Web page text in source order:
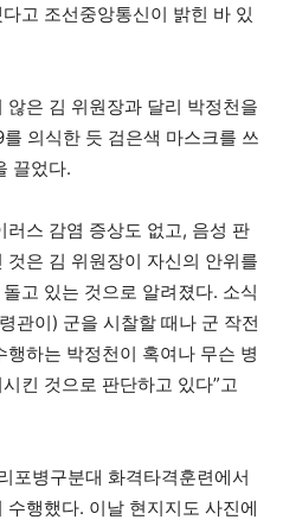
고 조선중앙통신이 밝힌 바 있
은 김 위원장과 달리 박정천을
의식한 듯 검은색 마스크를 쓰
끌었다.
스 감염 증상도 없고, 음성 판
은 김 위원장이 자신의 안위를
고 있는 것으로 알려졌다. 소식
관이) 군을 시찰할 때나 군 작전
하는 박정천이 혹여나 무슨 병
킨 것으로 판단하고 있다”고
포병구분대 화격타격훈련에서
행했다. 이날 현지지도 사진에